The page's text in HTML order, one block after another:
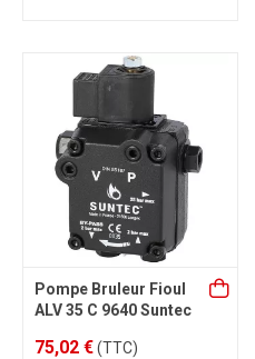
Pompe Bruleur Fioul
ALV 35 C 9640 Suntec
75,02 €(TTC)